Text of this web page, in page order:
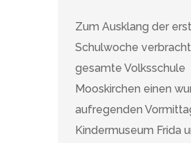
Zum Ausklang der
Schulwoche
gesamte Volksschule
Mooskirchen einen
aufregenden
Kindermuseum Frida